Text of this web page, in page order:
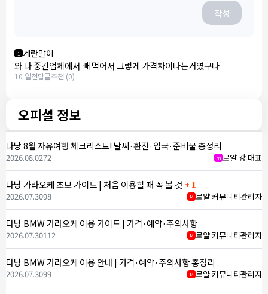
작성
1 계란말이
와 다 중간업체에서 빼 먹어서 그렇게 가격차이나는거였구나
10 일전답글추천 (0)
오피셜 정보
다낭 8월 자유여행 체크리스트! 날씨·환전·입국·준비물 총정리
m 로얄 강 대표
2026.08.0272
다낭 가라오케 초보 가이드 | 처음 이용할 때 꼭 볼 것 + 1
M 로얄 커뮤니티관리자
2026.07.3098
다낭 BMW 가라오케 이용 가이드 | 가격·예약·주의사항
M 로얄 커뮤니티관리자
2026.07.30112
다낭 BMW 가라오케 이용 안내 | 가격·예약·주의사항 총정리
M 로얄 커뮤니티관리자
2026.07.3099